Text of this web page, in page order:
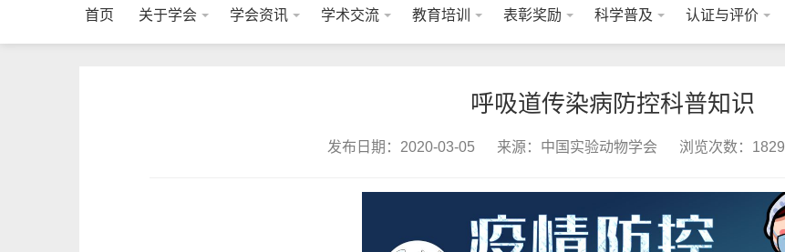
首页 关于学会 学会资讯 学术交流 教育培训 表彰奖励 科学普及 认证与评价
呼吸道传染病防控科普知识
发布日期：2020-03-05 来源：中国实验动物学会 浏览次数：1829